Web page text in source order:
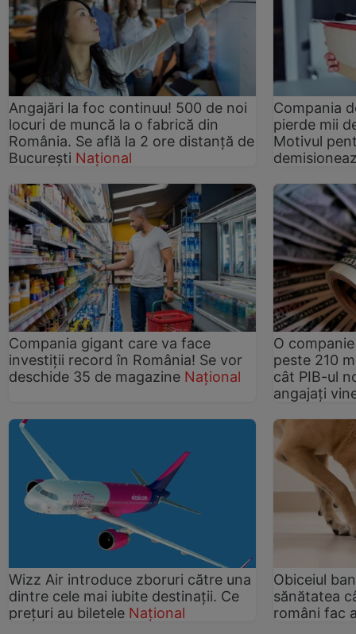
Angajări la foc continuu! 500 de noi
locuri de muncă la o fabrică din
România. Se află la 2 ore distanță de
București Național
Compania
pierde mii
Motivul
Compania gigant care va face
investiții record în România! Se vor
deschide 35 de magazine Național
O
peste 210
cât PIB-ul
angajați
Wizz Air introduce zboruri către una
dintre cele mai iubite destinații. Ce
prețuri au biletele Național
Obiceiul
sănătatea
români fac